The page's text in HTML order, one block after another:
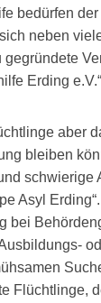
bedürfen
neben
gegründete
Erding
aber
bleiben
schwierige
Asyl
bei
Flüchtlinge,